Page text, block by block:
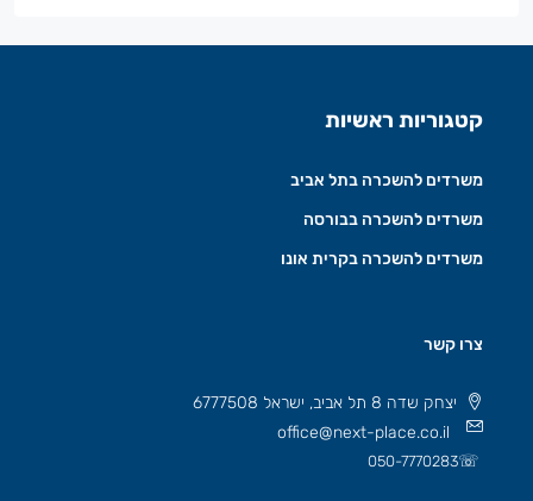
קטגוריות ראשיות
משרדים להשכרה בתל אביב
משרדים להשכרה בבורסה
משרדים להשכרה בקרית אונו
צרו קשר
יצחק שדה 8 תל אביב, ישראל 6777508
office@next-place.co.il
☏
050-7770283